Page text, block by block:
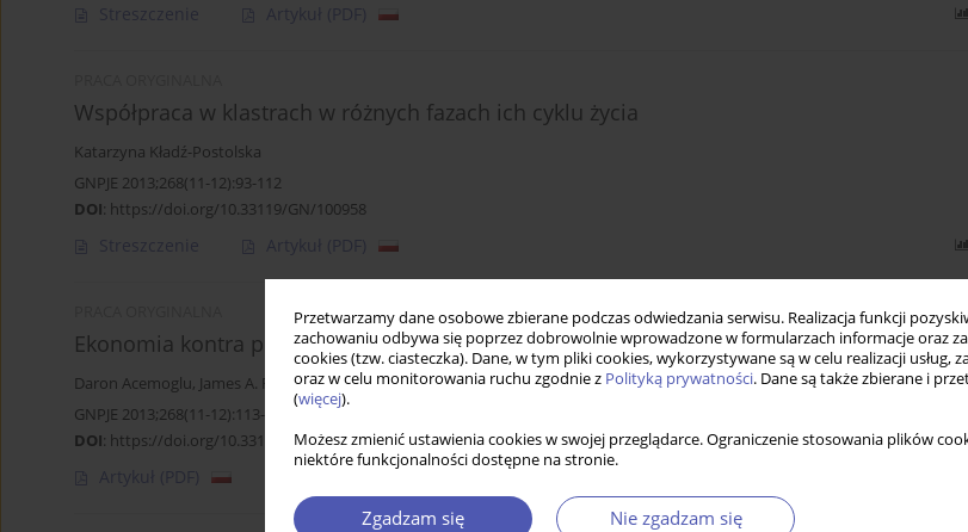
Przetwarzamy dane osobowe zbierane podczas odwiedzania serwisu. Realizacja funkcji
zachowaniu odbywa się poprzez dobrowolnie wprowadzone w formularzach informacje oraz
cookies (tzw. ciasteczka). Dane, w tym pliki cookies, wykorzystywane są w celu realizacji
oraz w celu monitorowania ruchu zgodnie z Polityką prywatności. Dane są także zbierane i
(więcej).
Możesz zmienić ustawienia cookies w swojej przeglądarce. Ograniczenie stosowania plików
niektóre funkcjonalności dostępne na stronie.
Zgadzam się Nie zgadzam się
Streszczenie Artykuł (PDF)
Współpraca w klastrach w różnych fazach ich cyklu życia
Katarzyna Kładź-Postolska
GNPJE 2013;268(11-12):93-112
DOI: https://doi.org/10.33119/GN/100958
Streszczenie Artykuł (PDF)
Ekonomia kontra polityka: niebezpieczne rady w kwestiach polityki ekonomicznej
Daron Acemoglu, James A. Robinson
GNPJE 2013;268(11-12):113-136
DOI: https://doi.org/10.33119/GN/100964
Artykuł (PDF)